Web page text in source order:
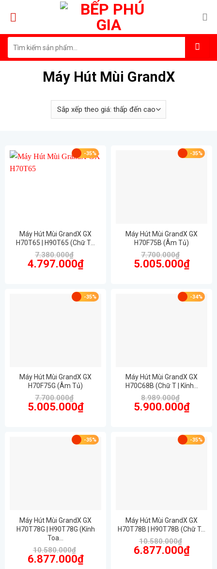
kiếm:
Máy Hút Mùi GrandX
-35%
Máy Hút Mùi GrandX GX
H70T65 | H90T65 (Chữ T…
7.380.000₫
Giá
gốc
4.797.000₫Giá
hiện
4.797.000₫.
-35%
Máy Hút Mùi GrandX GX
H70F75B (Âm Tủ)
7.700.000₫
Giá
gốc
5.005.000₫Giá
hiện
-35%
Máy Hút Mùi GrandX GX
H70F75G (Âm Tủ)
7.700.000₫
Giá
gốc
5.005.000₫Giá
hiện
5.005.000₫.
-34%
Máy Hút Mùi GrandX GX
H70C68B (Chữ T | Kính…
8.989.000₫
Giá
gốc
5.900.000₫Giá
hiện
-35%
Máy Hút Mùi GrandX GX
H70T78G | H90T78G (Kính
Toa…
10.580.000₫
Giá
gốc
6.877.000₫Giá
hiện
-35%
Máy Hút Mùi GrandX GX
H70T78B | H90T78B (Chữ T…
10.580.000₫
Giá
gốc
6.877.000₫Giá
hiện